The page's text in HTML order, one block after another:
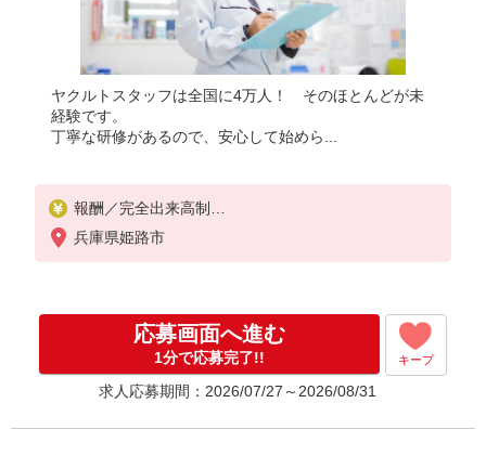
ヤクルトスタッフは全国に4万人！ そのほとんどが未
経験です。
丁寧な研修があるので、安心して始めら...
報酬／完全出来高制
☆少日数から気軽に始められます！
い合わせください！
※収入補償／90,000円/月
※収入補償期間／3ヶ月間
◆高収入で、扶養から外れて働く場合、助成制度あ
り。
収入保障期間：3か月
兵庫県姫路市
応募画面へ進む
1分で応募完了!! キープ
求人応募期間：2026/07/27～2026/08/31